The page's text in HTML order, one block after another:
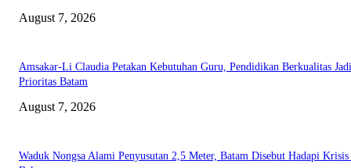
August 7, 2026
Amsakar-Li Claudia Petakan Kebutuhan Guru, Pendidikan Berkualitas Jadi
Prioritas Batam
August 7, 2026
Waduk Nongsa Alami Penyusutan 2,5 Meter, Batam Disebut Hadapi